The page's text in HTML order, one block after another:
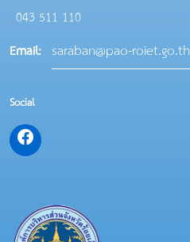
043 511 110
Email: saraban@pao-roiet.go.th
Social